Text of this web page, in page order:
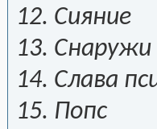
12. Сияние
13. Снаружи
14. Слава
15. Попс